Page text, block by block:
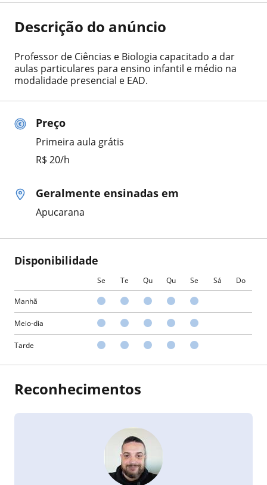
Preço
Primeira aula grátis
R$ 20/h
Geralmente ensinadas em
Apucarana
Disponibilidade
Se Te Qu Qu Se Sá Do
Manhã
Meio-dia
Tarde
Descrição do anúncio
Professor de Ciências e Biologia capacitado a dar
aulas particulares para ensino infantil e médio na
modalidade presencial e EAD.
Reconhecimentos